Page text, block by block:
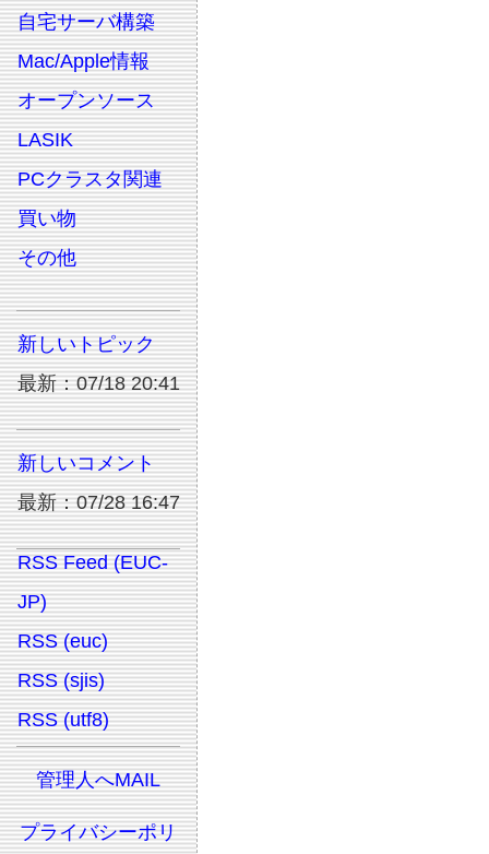
自宅サーバ構築
Mac/Apple情報
オープンソース
LASIK
PCクラスタ関連
買い物
その他
新しいトピック
最新：07/18 20:41
新しいコメント
最新：07/28 16:47
RSS Feed (EUC-
JP)
RSS (euc)
RSS (sjis)
RSS (utf8)
管理人へMAIL
プライバシーポリ